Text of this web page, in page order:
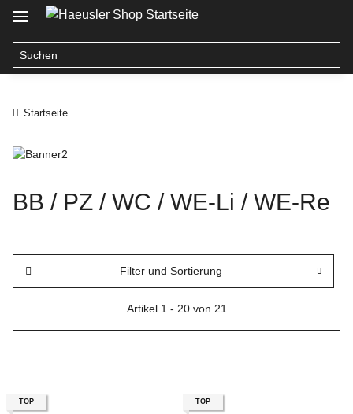
Startseite
BB / PZ / WC / WE-Li / WE-Re
Filter und Sortierung
Artikel 1 - 20 von 21
TOP TOP